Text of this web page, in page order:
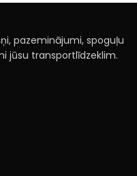
pazeminājumi, spoguļu
jūsu transportlīdzeklim.